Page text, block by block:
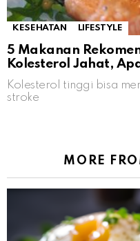
KESEHATAN LIFESTYLE
5 Makanan
Kolesterol Jahat,
Kolesterol tinggi bisa
stroke
MORE